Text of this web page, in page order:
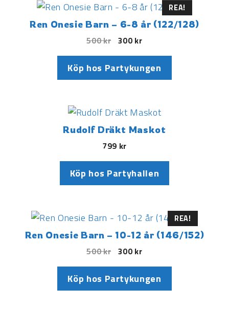
REA!
Ren Onesie Barn – 6-8 år (122/128)
500kr 300 kr
Köp hos Partykungen
Rudolf Dräkt Maskot
799 kr
Köp hos Partyhallen
REA!
Ren Onesie Barn – 10-12 år (146/152)
500kr 300 kr
Köp hos Partykungen